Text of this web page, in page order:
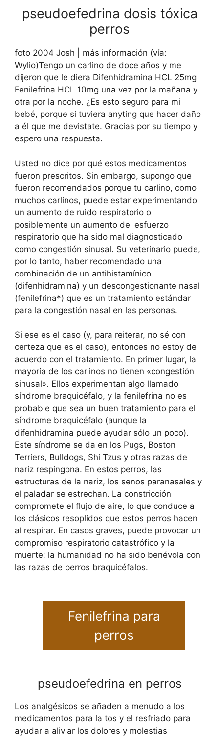
pseudoefedrina dosis tóxica
perros
foto 2004 Josh | más información (vía:
Wylio)Tengo un carlino de doce años y me
dijeron que le diera Difenhidramina HCL 25mg
Fenilefrina HCL 10mg una vez por la mañana y
otra por la noche. ¿Es esto seguro para mi
bebé, porque si tuviera anyting que hacer daño
a él que me devistate. Gracias por su tiempo y
espero una respuesta.
Usted no dice por qué estos medicamentos
fueron prescritos. Sin embargo, supongo que
fueron recomendados porque tu carlino, como
muchos carlinos, puede estar experimentando
un aumento de ruido respiratorio o
posiblemente un aumento del esfuerzo
respiratorio que ha sido mal diagnosticado
como congestión sinusal. Su veterinario puede,
por lo tanto, haber recomendado una
combinación de un antihistamínico
(difenhidramina) y un descongestionante nasal
(fenilefrina*) que es un tratamiento estándar
para la congestión nasal en las personas.
Si ese es el caso (y, para reiterar, no sé con
certeza que es el caso), entonces no estoy de
acuerdo con el tratamiento. En primer lugar, la
mayoría de los carlinos no tienen «congestión
sinusal». Ellos experimentan algo llamado
síndrome braquicéfalo, y la fenilefrina no es
probable que sea un buen tratamiento para el
síndrome braquicéfalo (aunque la
difenhidramina puede ayudar sólo un poco).
Este síndrome se da en los Pugs, Boston
Terriers, Bulldogs, Shi Tzus y otras razas de
nariz respingona. En estos perros, las
estructuras de la nariz, los senos paranasales y
el paladar se estrechan. La constricción
compromete el flujo de aire, lo que conduce a
los clásicos resoplidos que estos perros hacen
al respirar. En casos graves, puede provocar un
compromiso respiratorio catastrófico y la
muerte: la humanidad no ha sido benévola con
las razas de perros braquicéfalos.
Fenilefrina para
perros
pseudoefedrina en perros
Los analgésicos se añaden a menudo a los
medicamentos para la tos y el resfriado para
ayudar a aliviar los dolores y molestias